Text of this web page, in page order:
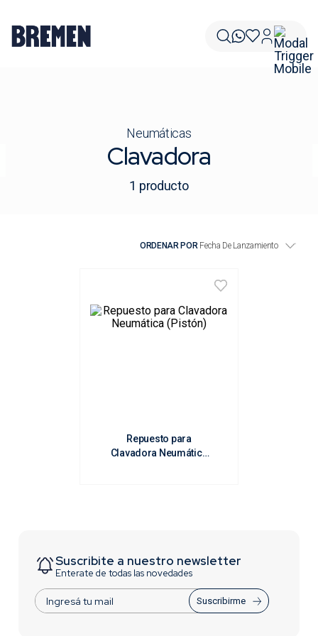
Neumáticas
Clavadora
1 producto
ORDENAR POR Fecha De Lanzamiento
Repuesto para
Clavadora Neumática
Suscribite a nuestro newsletter
Enterate de todas las novedades
Suscribirme